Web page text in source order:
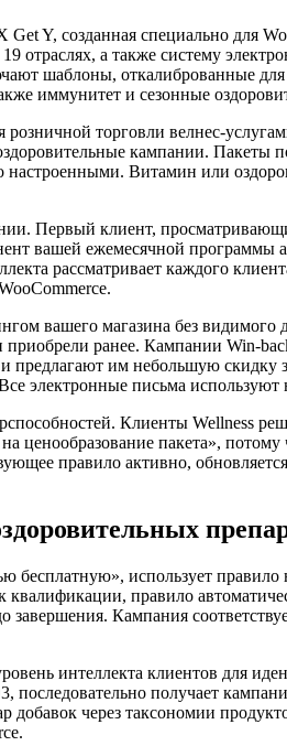
Y, созданная специально для
а также систему
шаблоны, откалиброванные
иммунитет и сезонные
торговли велнес-
кампании. Пакеты
Витамин или
Первый клиент,
вашей ежемесячной программы
рассматривает каждого
вашего магазина без
ранее. Кампании Win-
им небольшую скидку
электронные письма
Клиенты Wellness
ценообразование пакета»,
правило активно,
использует правило
правило
завершения. Кампания
интеллекта клиентов для
получает
через таксономии